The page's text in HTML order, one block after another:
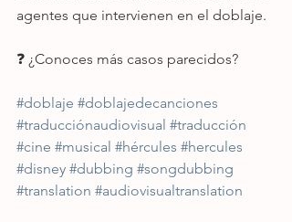
agentes que intervienen en el doblaje.
❓ ¿Conoces más casos parecidos?
#doblaje #doblajedecanciones
#traducciónaudiovisual #traducción
#cine #musical #hércules #hercules
#disney #dubbing #songdubbing
#translation #audiovisualtranslation